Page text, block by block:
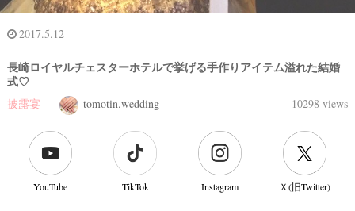
2017.5.12
長崎ロイヤルチェスターホテルで挙げる手作りアイテム溢れた結婚
式♡
披露宴 tomotin.wedding 10298 views
YouTube TikTok Instagram Ｘ(旧Twitter)